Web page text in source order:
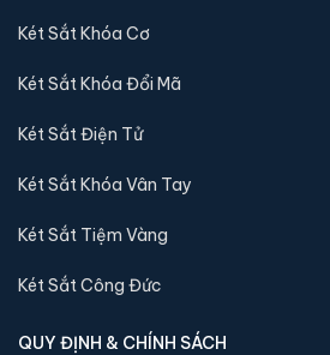
Két sắt mini Bofa BGX-5D1-
⚖️ Trọng lượng:20 kg
Khóa điện tử
Két Sắt Khóa Cơ
Két Sắt Khóa Đổi Mã
Két Sắt Điện Tử
Két Sắt Khóa Vân Tay
Két Sắt Tiệm Vàng
Két Sắt Công Đức
QUY ĐỊNH & CHÍNH SÁCH